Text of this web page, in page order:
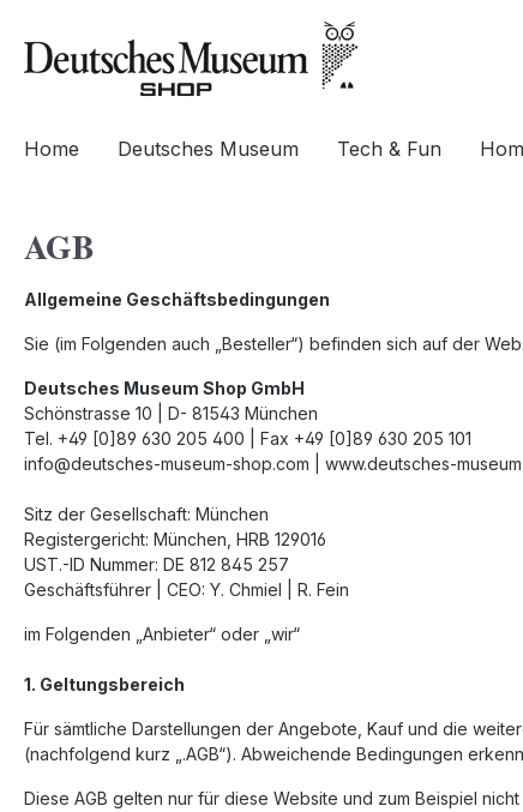
Zur Hauptnavigation springen
Home Deutsches Museum Tech & Fun
AGB
Allgemeine Geschäftsbedingungen
Sie (im Folgenden auch „Besteller“) befinden sich auf der
Deutsches Museum Shop GmbH
Schönstrasse 10 | D- 81543 München
Tel. +49 [0]89 630 205 400 | Fax +49 [0]89 630 205 101
info@deutsches-museum-shop.com | www.deutsches-
Sitz der Gesellschaft: München
Registergericht: München, HRB 129016
UST.-ID Nummer: DE 812 845 257
Geschäftsführer | CEO: Y. Chmiel | R. Fein
im Folgenden „Anbieter“ oder „wir“
1. Geltungsbereich
Für sämtliche Darstellungen der Angebote, Kauf und die
(nachfolgend kurz „.AGB“). Abweichende Bedingungen
Diese AGB gelten nur für diese Website und zum Beispiel